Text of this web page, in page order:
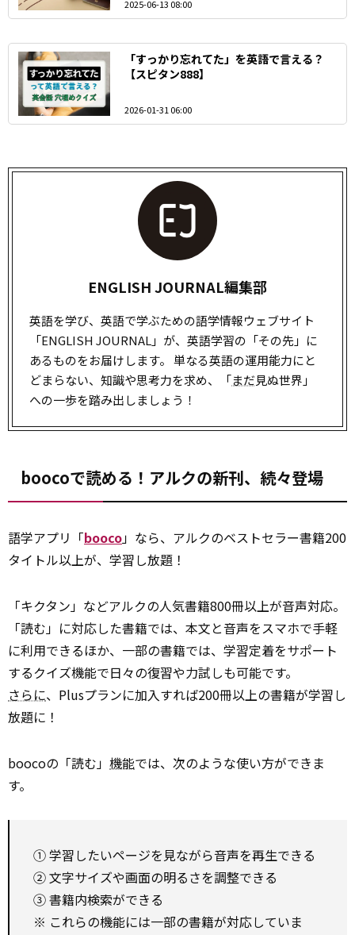
2025-06-13 08:00
「すっかり忘れてた」を英語で言える？
【スピタン888】
2026-01-31 06:00
ENGLISH JOURNAL編集部
英語を学び、英語で学ぶための語学情報ウェブサイト
「ENGLISH JOURNAL」が、英語学習の「その先」に
あるものをお届けします。 単なる英語の運用能力にと
どまらない、知識や思考力を求め、「まだ見ぬ世界」
への一歩を踏み出しましょう！
boocoで読める！アルクの新刊、続々登場
語学アプリ「booco」なら、アルクのベストセラー書籍200
タイトル以上が、学習し放題！
「キクタン」などアルクの人気書籍800冊以上が音声対応。
「読む」に対応した書籍では、本文と音声をスマホで手軽
に利用できるほか、一部の書籍では、学習定着をサポート
するクイズ機能で日々の復習や力試しも可能です。
さらに、Plusプランに加入すれば200冊以上の書籍が学習し
放題に！
boocoの「読む」 機能では、次のような使い方ができま
す。
① 学習したいページを見ながら音声を再生できる
② 文字サイズや画面の明るさを調整できる
③ 書籍内検索ができる
※ これらの機能には一部の書籍が対応していま